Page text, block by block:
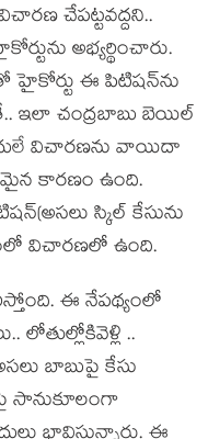
చేప‌ట్ట‌వ‌ద్ద‌ని..
అభ్య‌ర్థించారు.
ఈ పిటిష‌న్‌ను
ఇలా చంద్ర‌బాబు బెయిల్
విచార‌ణను వాయిదా
కార‌ణం ఉంది.
స్కిల్ కేసును
విచార‌ణ‌లో ఉంది.
ఈ నేప‌థ్యంలో
లోతుల్లోకివెళ్లి ..
బాబుపై కేసు
సానుకూలంగా